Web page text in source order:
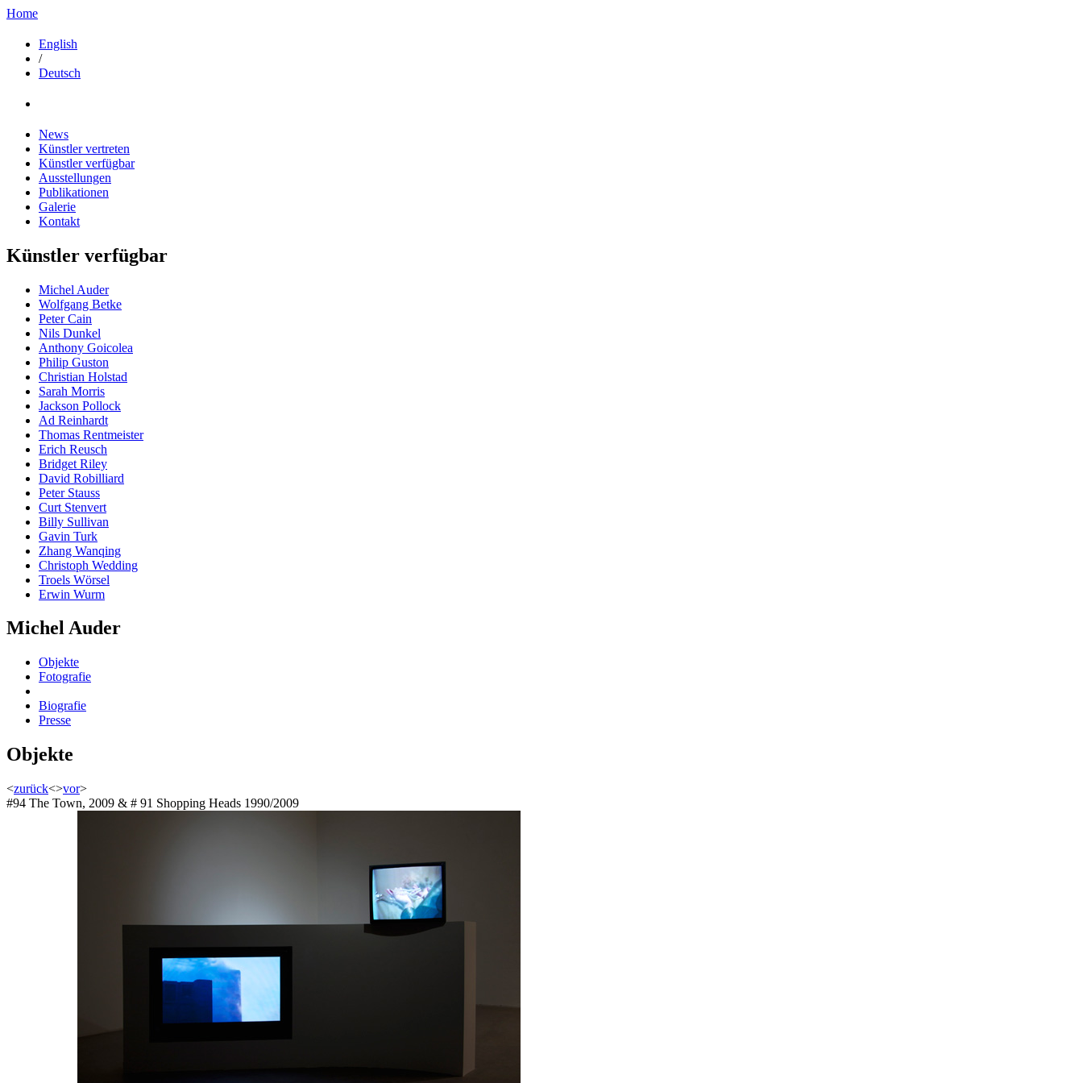
Home
English
/
Deutsch
News
Künstler vertreten
Künstler verfügbar
Ausstellungen
Publikationen
Galerie
Kontakt
Künstler verfügbar
Michel Auder
Wolfgang Betke
Peter Cain
Nils Dunkel
Anthony Goicolea
Philip Guston
Christian Holstad
Sarah Morris
Jackson Pollock
Ad Reinhardt
Thomas Rentmeister
Erich Reusch
Bridget Riley
David Robilliard
Peter Stauss
Curt Stenvert
Billy Sullivan
Gavin Turk
Zhang Wanqing
Christoph Wedding
Troels Wörsel
Erwin Wurm
Michel Auder
Objekte
Fotografie
Biografie
Presse
Objekte
<zurück<>vor>
#94 The Town, 2009 & # 91 Shopping Heads 1990/2009